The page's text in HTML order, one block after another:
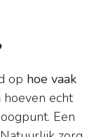
op hoe vaak
hoeven echt
Een